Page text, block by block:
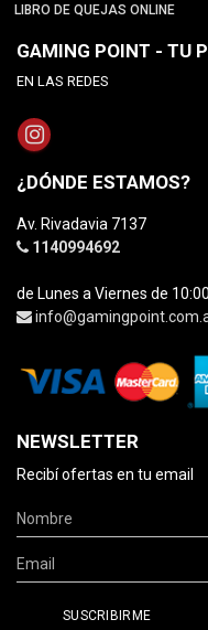
LIBRO DE QUEJAS ONLINE
GAMING POINT - TU
EN LAS REDES
¿DÓNDE ESTAMOS?
Av. Rivadavia 7137
1140994692
de Lunes a Viernes de
NEWSLETTER
Recibí ofertas en tu email